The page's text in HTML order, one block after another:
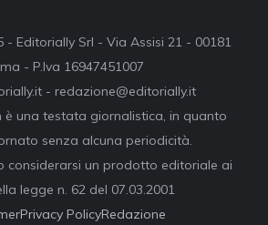
Editorially Srl - Via Assisi 21 - 00181
- P.Iva 16947451007
- redazione@editorially.it
è una testata giornalistica, in quanto
senza alcuna periodicità.
considerarsi un prodotto editoriale ai
legge n. 62 del 07.03.2001
Privacy PolicyRedazione